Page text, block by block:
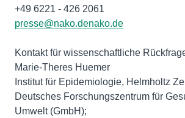
+49 6221 - 426 2061
presse@nako.denako.de
Kontakt für wissenschaftliche
Marie-Theres Huemer
Institut für Epidemiologie, Helmholtz
Deutsches Forschungszentrum für
Umwelt (GmbH);